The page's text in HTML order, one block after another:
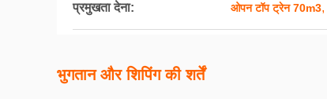
प्रमुखता देना: ओपन टॉप ट्रेन 70m3,
भुगतान और शिपिंग की शर्तें